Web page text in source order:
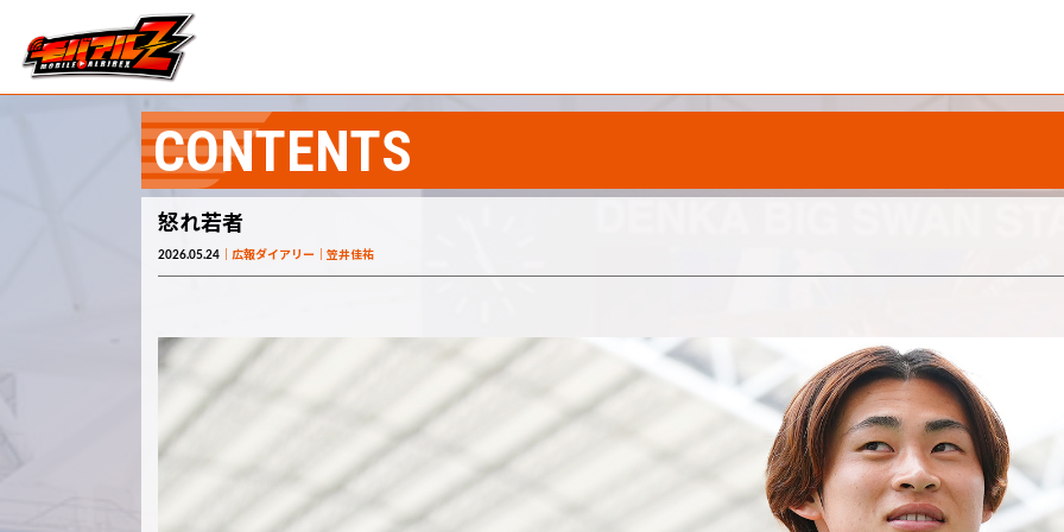
CONTENTS
怒れ若者
2026.05.24 広報ダイアリー 笠井佳祐